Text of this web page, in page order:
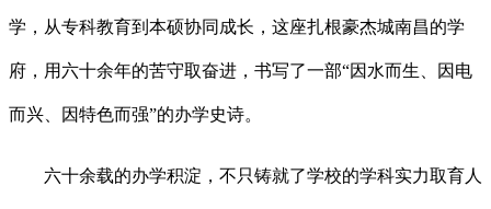
学，从专科教育到本硕协同成长，这座扎根豪杰城南昌的学
府，用六十余年的苦守取奋进，书写了一部“因水而生、因电
而兴、因特色而强”的办学史诗。
六十余载的办学积淀，不只铸就了学校的学科实力取育人